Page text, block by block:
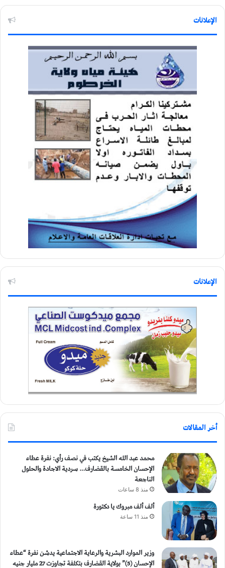
الإعلانات
الإعلانات
أخر المقالات
محمد عبد الله الشيخ يكتب في نصف رأي: نفرة عطاء
الإحسان الخامسة بالقضارف… سردية الاجادة والحلول
الناجعة
منذ 8 ساعات
ألف ألف مبروك يا دكتورة
منذ 11 ساعة
وزير الموارد البشرية والرعاية الاجتماعية يدشن نفرة “عطاء
الإحسان (5)” بولاية القضارف بتكلفة تجاوزت 27 مليار جنيه